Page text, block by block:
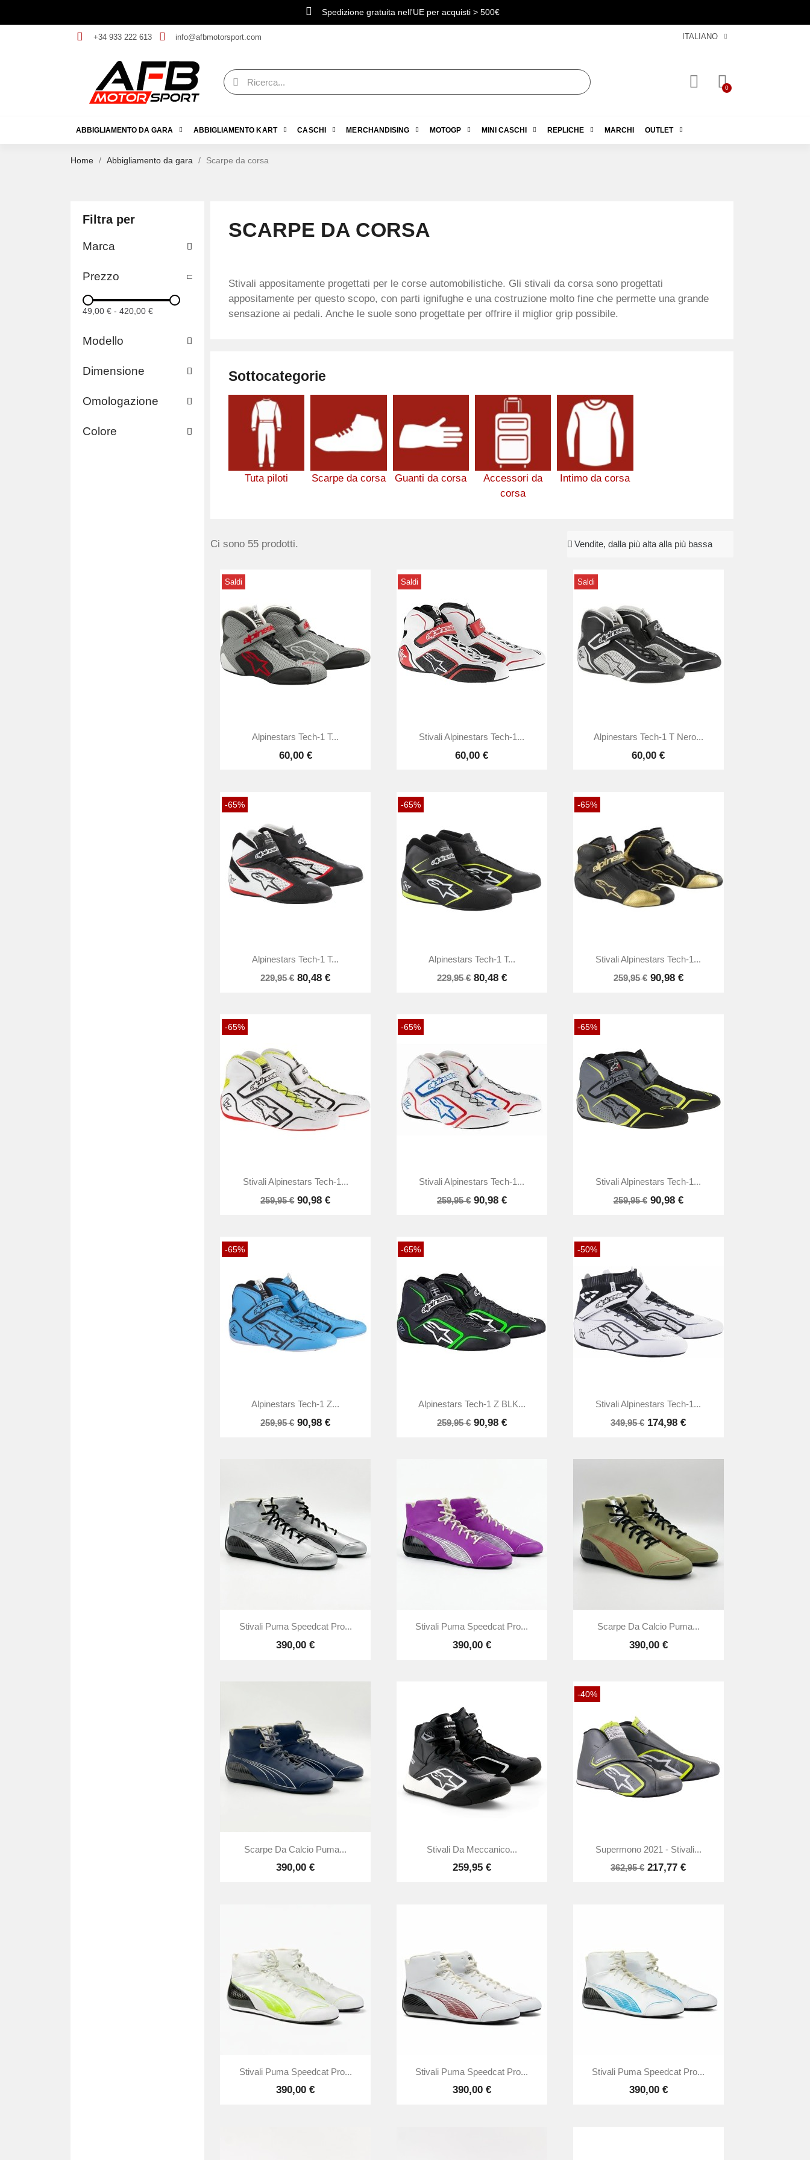
Spedizione gratuita nell'UE per acquisti > 500€
+34 933 222 613 info@afbmotorsport.com ITALIANO
ABBIGLIAMENTO DA GARA ABBIGLIAMENTO KART CASCHI MERCHANDISING MOTOGP MINI CASCHI REPLICHE MARCHI OUTLET
Home Abbigliamento da gara Scarpe da corsa
Filtra per
Marca
Prezzo
49,00 € - 420,00 €
Modello
Dimensione
Omologazione
Colore
SCARPE DA CORSA
Stivali appositamente progettati per le corse automobilistiche. Gli stivali da corsa sono progettati
appositamente per questo scopo, con parti ignifughe e una costruzione molto fine che permette una grande
sensazione ai pedali. Anche le suole sono progettate per offrire il miglior grip possibile.
Sottocategorie
Tuta piloti Scarpe da corsa Guanti da corsa
Accessori da
corsa
Intimo da corsa
Ci sono 55 prodotti.
Saldi
Anteprima
Alpinestars Tech-1 T...
60,00 €
Saldi
Anteprima
Stivali Alpinestars Tech-1...
60,00 €
Saldi
Anteprima
Alpinestars Tech-1 T Nero...
60,00 €
-65%
Anteprima
Alpinestars Tech-1 T...
229,95 € 80,48 €
-65%
Anteprima
Alpinestars Tech-1 T...
229,95 € 80,48 €
-65%
Anteprima
Stivali Alpinestars Tech-1...
259,95 € 90,98 €
-65%
Anteprima
Stivali Alpinestars Tech-1...
259,95 € 90,98 €
-65%
Anteprima
Stivali Alpinestars Tech-1...
259,95 € 90,98 €
-65%
Anteprima
Stivali Alpinestars Tech-1...
259,95 € 90,98 €
-65%
Anteprima
Alpinestars Tech-1 Z...
259,95 € 90,98 €
-65%
Anteprima
Alpinestars Tech-1 Z BLK...
259,95 € 90,98 €
-50%
Anteprima
Stivali Alpinestars Tech-1...
349,95 € 174,98 €
Anteprima
Stivali Puma Speedcat Pro...
390,00 €
Anteprima
Stivali Puma Speedcat Pro...
390,00 €
Anteprima
Scarpe Da Calcio Puma...
390,00 €
Anteprima
Scarpe Da Calcio Puma...
390,00 €
Anteprima
Stivali Da Meccanico...
259,95 €
-40%
Anteprima
Supermono 2021 - Stivali...
362,95 € 217,77 €
Anteprima
Stivali Puma Speedcat Pro...
390,00 €
Anteprima
Stivali Puma Speedcat Pro...
390,00 €
Anteprima
Stivali Puma Speedcat Pro...
390,00 €